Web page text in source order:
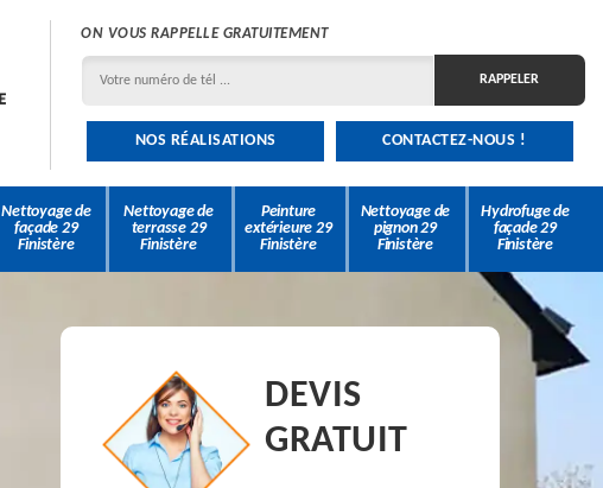
ON VOUS RAPPELLE GRATUITEMENT
NOS RÉALISATIONS CONTACTEZ-NOUS !
Nettoyage de
façade 29
Finistère
Nettoyage de
terrasse 29
Finistère
Peinture
extérieure 29
Finistère
Nettoyage de
pignon 29
Finistère
Hydrofuge de
façade 29
Finistère
DEVIS
GRATUIT